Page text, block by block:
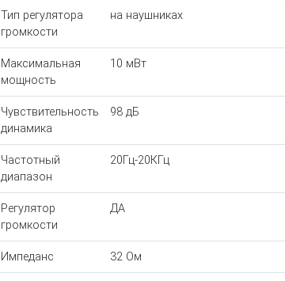
Тип регулятора
громкости
на наушниках
Максимальная
мощность
10 мВт
Чувствительность
динамика
98 дБ
Частотный
диапазон
20Гц-20КГц
Регулятор
громкости
ДА
Импеданс 32 Ом